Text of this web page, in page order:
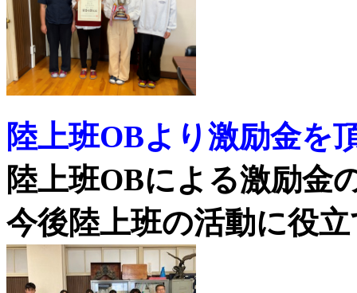
陸上班OBより激励金を
陸上班OBによる激励金
今後陸上班の活動に役